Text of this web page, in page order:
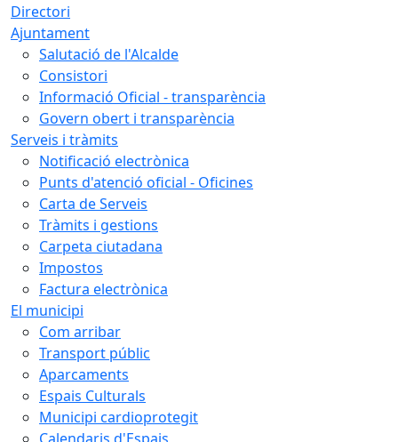
Directori
Ajuntament
Salutació de l'Alcalde
Consistori
Informació Oficial - transparència
Govern obert i transparència
Serveis i tràmits
Notificació electrònica
Punts d'atenció oficial - Oficines
Carta de Serveis
Tràmits i gestions
Carpeta ciutadana
Impostos
Factura electrònica
El municipi
Com arribar
Transport públic
Aparcaments
Espais Culturals
Municipi cardioprotegit